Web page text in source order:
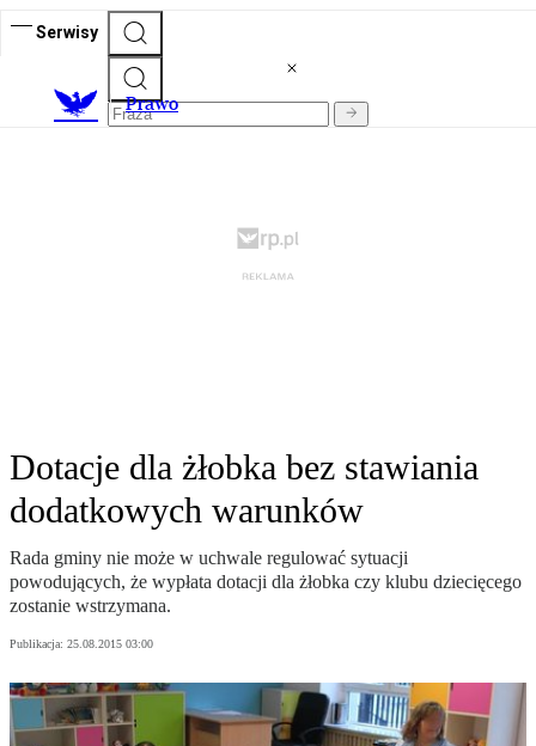
Serwisy
Prawo
Dotacje dla żłobka bez stawiania
dodatkowych warunków
Rada gminy nie może w uchwale regulować sytuacji
powodujących, że wypłata dotacji dla żłobka czy klubu dziecięcego
zostanie wstrzymana.
Publikacja: 25.08.2015 03:00